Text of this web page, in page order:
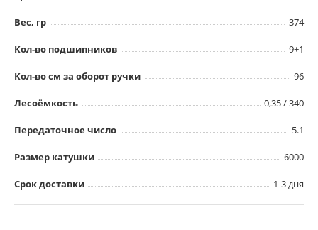
Вес, гр 374
Кол-во подшипников 9+1
Кол-во см за оборот ручки 96
Лесоёмкость 0,35 / 340
Передаточное число 5.1
Размер катушки 6000
Срок доставки 1-3 дня